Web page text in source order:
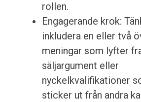
rollen.
Engagerande krok:
inkludera en eller två
meningar som lyfter
säljargument eller
nyckelkvalifikationer
sticker ut från andra